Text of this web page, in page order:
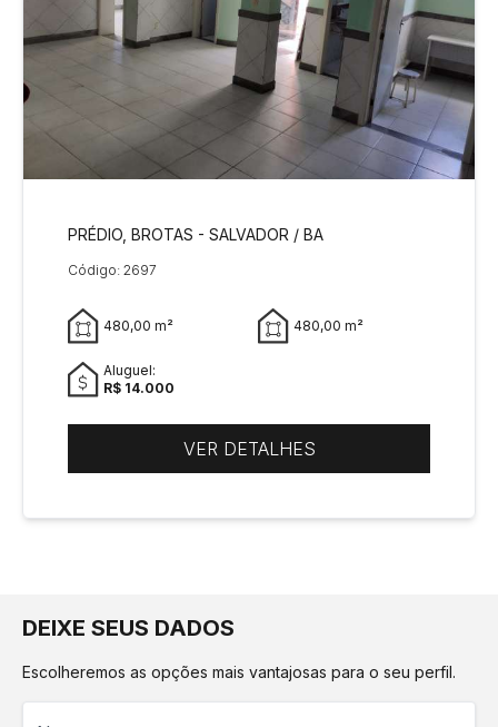
PRÉDIO, BROTAS - SALVADOR / BA
Código: 2697
480,00 m² 480,00 m²
Aluguel:
R$ 14.000
VER DETALHES
DEIXE SEUS DADOS
Escolheremos as opções mais vantajosas para o seu perfil.